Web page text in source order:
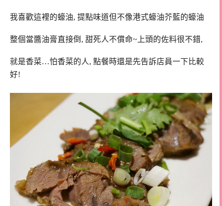
我喜歡這裡的蠔油, 提點味道但不像港式蠔油芥藍的蠔油
整個當醬油膏直接倒, 甜死人不償命~上頭的佐料很不錯,
就是香菜…怕香菜的人, 點餐時還是先告訴店員一下比較
好!